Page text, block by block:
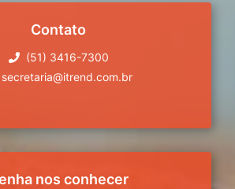
Contato
(51) 3416-7300
secretaria@itrend.com.br
nos conhecer